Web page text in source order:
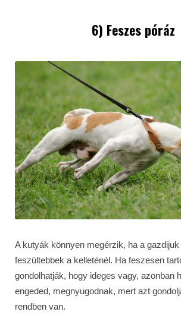
6) Feszes póráz
A kutyák könnyen megérzik, ha a
feszültebbek a kelleténél. Ha feszesen
gondolhatják, hogy ideges vagy, azonban
engeded, megnyugodnak, mert azt
rendben van.